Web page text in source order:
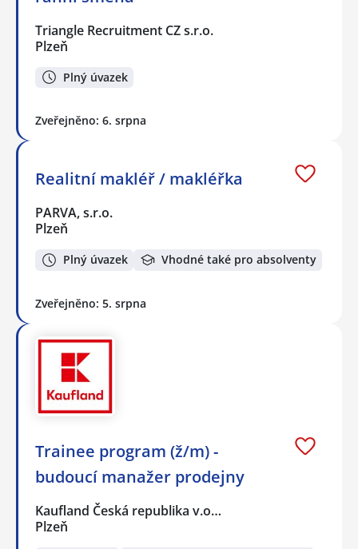
Triangle Recruitment CZ s.r.o.
Plzeň
Plný úvazek
Zveřejněno: 6. srpna
Realitní makléř / makléřka
PARVA, s.r.o.
Plzeň
Plný úvazek Vhodné také pro absolventy
Zveřejněno: 5. srpna
Trainee program (ž/m) -
budoucí manažer prodejny
Kaufland Česká republika v.o…
Plzeň